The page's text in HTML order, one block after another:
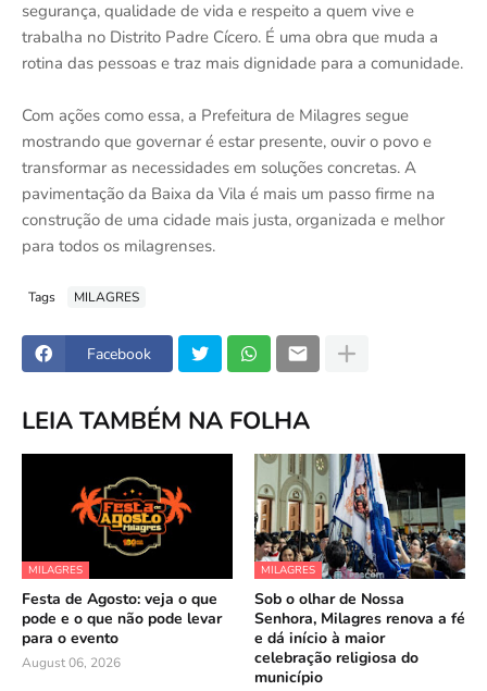
segurança, qualidade de vida e respeito a quem vive e
trabalha no Distrito Padre Cícero. É uma obra que muda a
rotina das pessoas e traz mais dignidade para a comunidade.
Com ações como essa, a Prefeitura de Milagres segue
mostrando que governar é estar presente, ouvir o povo e
transformar as necessidades em soluções concretas. A
pavimentação da Baixa da Vila é mais um passo firme na
construção de uma cidade mais justa, organizada e melhor
para todos os milagrenses.
Tags MILAGRES
Facebook
LEIA TAMBÉM NA FOLHA
MILAGRES
Festa de Agosto: veja o que
pode e o que não pode levar
para o evento
August 06, 2026
MILAGRES
Sob o olhar de Nossa
Senhora, Milagres renova a fé
e dá início à maior
celebração religiosa do
município